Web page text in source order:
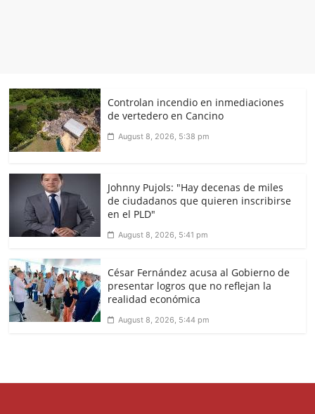
Controlan incendio en inmediaciones
de vertedero en Cancino
August 8, 2026, 5:38 pm
Johnny Pujols: "Hay decenas de miles
de ciudadanos que quieren inscribirse
en el PLD"
August 8, 2026, 5:41 pm
César Fernández acusa al Gobierno de
presentar logros que no reflejan la
realidad económica
August 8, 2026, 5:44 pm